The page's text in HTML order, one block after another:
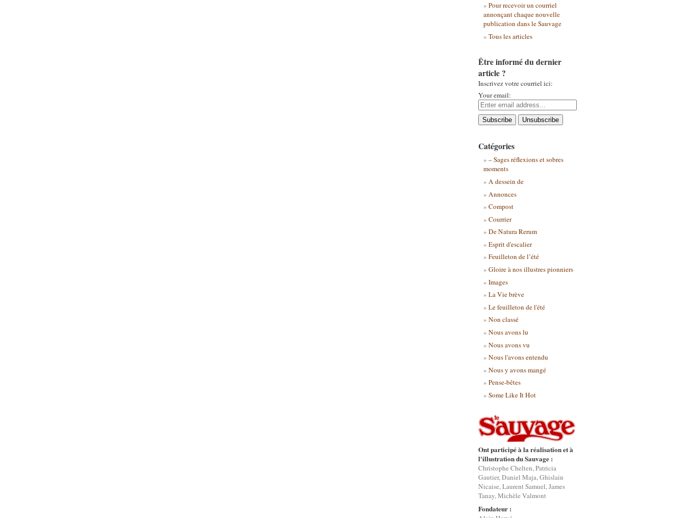
Pour recevoir un courriel
annonçant chaque nouvelle
publication dans le Sauvage
Tous les articles
Être informé du dernier
article ?
Inscrivez votre courriel ici:
Your email:
Catégories
– Sages réflexions et sobres
moments
A dessein de
Annonces
Compost
Courrier
De Natura Rerum
Esprit d'escalier
Feuilleton de l’été
Gloire à nos illustres pionniers
Images
La Vie brève
Le feuilleton de l'été
Non classé
Nous avons lu
Nous avons vu
Nous l'avons entendu
Nous y avons mangé
Pense-bêtes
Some Like It Hot
Ont participé à la réalisation et à
l'illustration du Sauvage :
Christophe Chelten, Patricia
Gautier, Daniel Maja, Ghislain
Nicaise, Laurent Samuel, James
Tanay, Michèle Valmont
Fondateur :